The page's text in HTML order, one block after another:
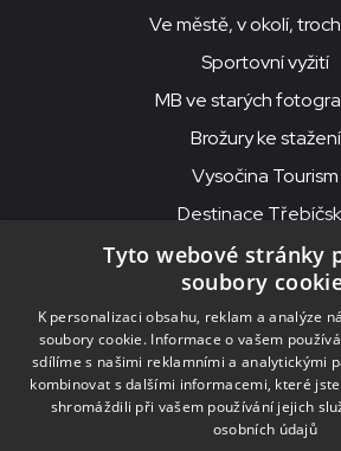
Ve městě, v okolí,
Sportovní vyžití
MB ve starých
Brožury ke stažení
Vysočina Tourism
Destinace
© 2026MKS Beseda Mor.
MKS Beseda, příspěvková organizace,
Moravské
IČO: 00091758, DIČ: CZ00091758, ID
Tyto webové stránky
soubory
K personalizaci obsahu, reklam a analýze
soubory cookie. Informace o vašem
sdílíme s našimi reklamními a analytickými
kombinovat s dalšími informacemi, které
shromáždili při vašem používání jejich
osobních údajů